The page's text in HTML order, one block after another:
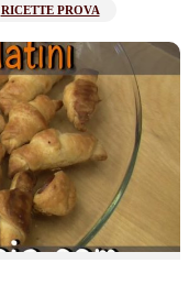
RICETTE PROVA